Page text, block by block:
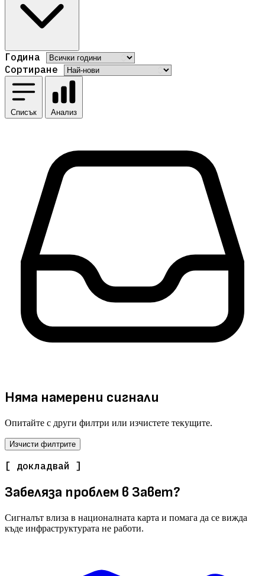
Година
Сортиране
Списък Анализ
Няма намерени сигнали
Опитайте с други филтри или изчистете текущите.
Изчисти филтрите
[ докладвай ]
Забеляза проблем в Завет?
Сигналът влиза в националната карта и помага да се вижда
къде инфраструктурата не работи.